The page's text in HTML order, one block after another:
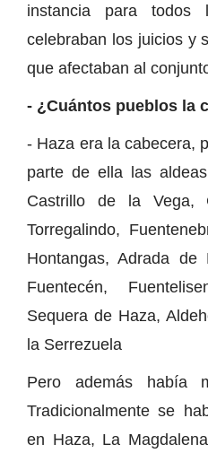
instancia para
celebraban los juicios y
que afectaban al
- ¿Cuántos pueblos la
- Haza era la cabecera,
parte de ella las
Castrillo de la Vega,
Torregalindo,
Hontangas, Adrada de
Fuentecén,
Sequera de Haza,
la Serrezuela
Pero además había
Tradicionalmente se
en Haza, La